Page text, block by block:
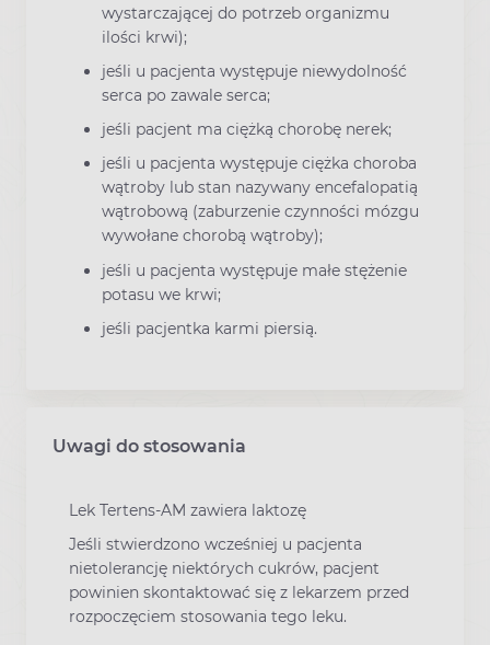
wystarczającej do potrzeb organizmu
ilości krwi);
jeśli u pacjenta występuje niewydolność
serca po zawale serca;
jeśli pacjent ma ciężką chorobę nerek;
jeśli u pacjenta występuje ciężka choroba
wątroby lub stan nazywany encefalopatią
wątrobową (zaburzenie czynności mózgu
wywołane chorobą wątroby);
jeśli u pacjenta występuje małe stężenie
potasu we krwi;
jeśli pacjentka karmi piersią.
Uwagi do stosowania
Lek Tertens-AM zawiera laktozę
Jeśli stwierdzono wcześniej u pacjenta
nietolerancję niektórych cukrów, pacjent
powinien skontaktować się z lekarzem przed
rozpoczęciem stosowania tego leku.